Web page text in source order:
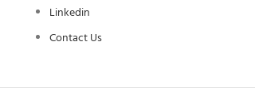
Linkedin
Contact Us